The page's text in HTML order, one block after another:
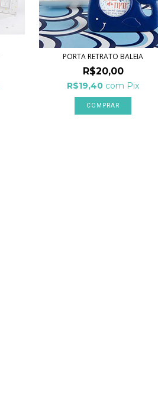
PORTA RETRATO BALEIA
R$20,00
R$19,40 com Pix